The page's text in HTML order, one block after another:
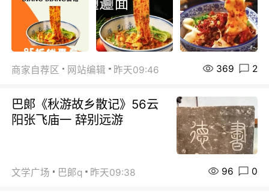
商家自荐区 网站编辑 昨天09:46 369 2
巴郞《秋游故乡散记》56云
阳张飞庙一 辞别远游
文学广场 巴郞q 昨天09:38 96 0